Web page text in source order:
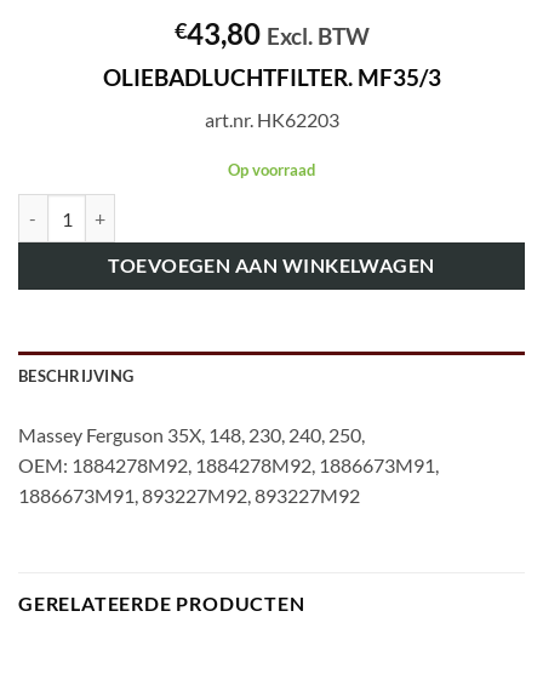
€43,80 Excl. BTW
OLIEBADLUCHTFILTER. MF35/3
art.nr. HK62203
Op voorraad
TOEVOEGEN AAN WINKELWAGEN
BESCHRIJVING
Massey Ferguson 35X, 148, 230, 240, 250,
OEM: 1884278M92, 1884278M92, 1886673M91,
1886673M91, 893227M92, 893227M92
GERELATEERDE PRODUCTEN